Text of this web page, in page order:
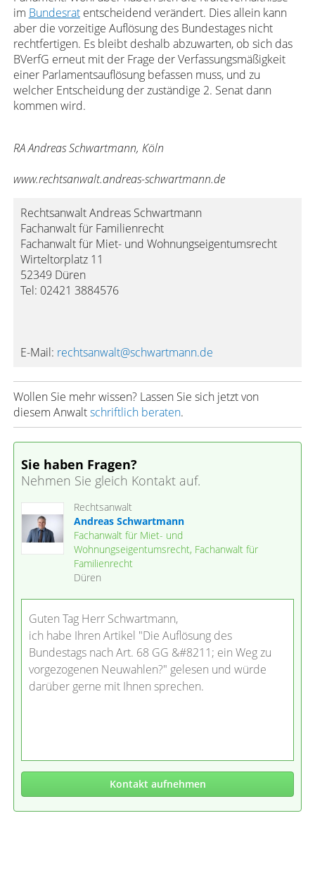
im Bundesratentscheidend verändert. Dies allein kann
aber die vorzeitige Auflösung des Bundestages nicht
rechtfertigen. Es bleibt deshalb abzuwarten, ob sich das
BVerfG erneut mit der Frage der Verfassungsmäßigkeit
einer Parlamentsauflösung befassen muss, und zu
welcher Entscheidung der zuständige 2. Senat dann
kommen wird.
RA Andreas Schwartmann, Köln
www.rechtsanwalt.andreas-schwartmann.de
Rechtsanwalt Andreas Schwartmann
Fachanwalt für Familienrecht
Fachanwalt für Miet- und Wohnungseigentumsrecht
Wirteltorplatz 11
52349 Düren
Tel: 02421 3884576
E-Mail: rechtsanwalt@schwartmann.de
Wollen Sie mehr wissen? Lassen Sie sich jetzt von
diesem Anwaltschriftlich beraten.
Sie haben Fragen?
Nehmen Sie gleich Kontakt auf.
Rechtsanwalt
Andreas Schwartmann
Fachanwalt für Miet- und
Wohnungseigentumsrecht, Fachanwalt für
Familienrecht
Düren
Guten Tag Herr Schwartmann,
ich habe Ihren Artikel "Die Auflösung des
Bundestags nach Art. 68 GG &#8211; ein Weg zu
vorgezogenen Neuwahlen?" gelesen und würde
darüber gerne mit Ihnen sprechen.
Kontakt aufnehmen